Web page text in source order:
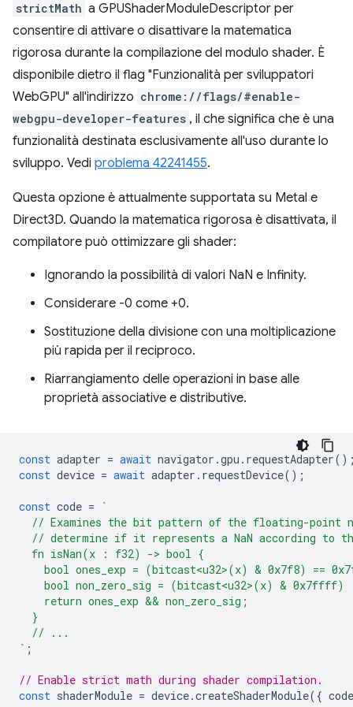
strictMath a GPUShaderModuleDescriptor per
consentire di attivare o disattivare la matematica
rigorosa durante la compilazione del modulo shader. È
disponibile dietro il flag "Funzionalità per sviluppatori
WebGPU" all'indirizzo chrome://flags/#enable-
webgpu-developer-features , il che significa che è una
funzionalità destinata esclusivamente all'uso durante lo
sviluppo. Vedi problema 42241455.
Questa opzione è attualmente supportata su Metal e
Direct3D. Quando la matematica rigorosa è disattivata, il
compilatore può ottimizzare gli shader:
Ignorando la possibilità di valori NaN e Infinity.
Considerare -0 come +0.
Sostituzione della divisione con una moltiplicazione
più rapida per il reciproco.
Riarrangiamento delle operazioni in base alle
proprietà associative e distributive.
const adapter = await navigator .gpu . requestAdapter
const device = await adapter . requestDevice();
const code =
`
// Examines the bit pattern of the floating-point
// determine if it represents a NaN according to
  fn isNan(x : f32) -> bool {
bool ones_exp = (bitcast<u32>(x) & 0x7f8) ==
bool non_zero_sig = (bitcast<u32>(x) & 0x7ffff)
    return ones_exp && non_zero_sig;
  }
  // ...
` ;
// Enable strict math during shader compilation.
const shaderModule = device.createShaderModule({ code